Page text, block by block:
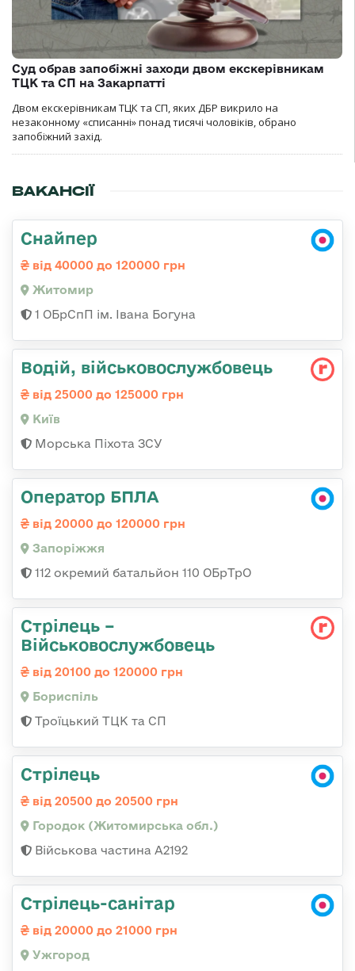
Суд обрав запобіжні заходи двом екскерівникам
ТЦК та СП на Закарпатті
Двом екскерівникам ТЦК та СП, яких ДБР викрило на
незаконному «списанні» понад тисячі чоловіків, обрано
запобіжний захід.
ВАКАНСІЇ
Снайпер
від 40000 до 120000 грн
Житомир
1 ОБрСпП ім. Івана Богуна
Водій, військовослужбовець
від 25000 до 125000 грн
Київ
Морська Піхота ЗСУ
Оператор БПЛА
від 20000 до 120000 грн
Запоріжжя
112 окремий батальйон 110 ОБрТрО
Стрілець –
Військовослужбовець
від 20100 до 120000 грн
Бориспіль
Троїцький ТЦК та СП
Стрілець
від 20500 до 20500 грн
Городок (Житомирська обл.)
Військова частина А2192
Стрілець-санітар
від 20000 до 21000 грн
Ужгород